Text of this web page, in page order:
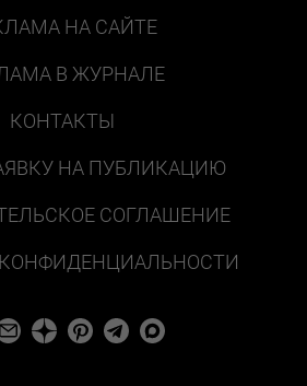
НА САЙТЕ
В ЖУРНАЛЕ
КОНТАКТЫ
НА ПУБЛИКАЦИЮ
СОГЛАШЕНИЕ